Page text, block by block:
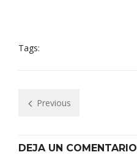
Tags:
Previous
DEJA UN COMENTARIO